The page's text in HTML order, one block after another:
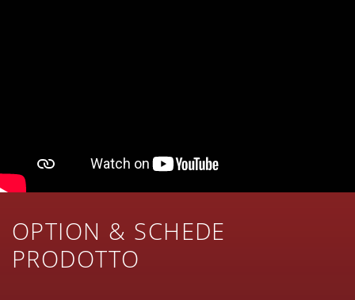
OPTION & SCHEDE
PRODOTTO